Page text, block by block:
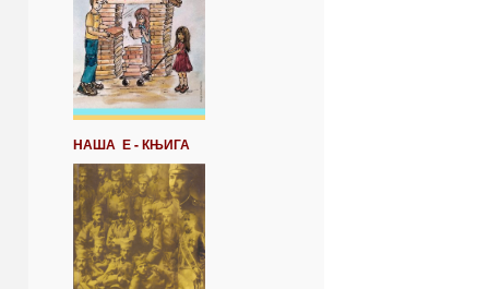
НАША Е - КЊИГА